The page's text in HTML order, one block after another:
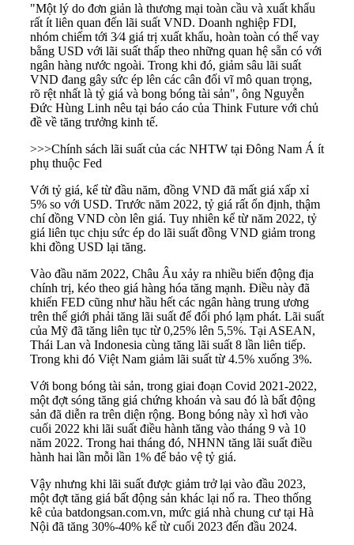
"Một lý do đơn giản là thương mại toàn cầu và xuất khẩu
rất ít liên quan đến lãi suất VND. Doanh nghiệp FDI,
nhóm chiếm tới 3⁄4 giá trị xuất khẩu, hoàn toàn có thể vay
bằng USD với lãi suất thấp theo những quan hệ sẵn có với
ngân hàng nước ngoài. Trong khi đó, giảm sâu lãi suất
VND đang gây sức ép lên các cân đối vĩ mô quan trọng,
rõ rệt nhất là tỷ giá và bong bóng tài sản", ông Nguyễn
Đức Hùng Linh nêu tại báo cáo của Think Future với chủ
đề về tăng trưởng kinh tế.
>>>Chính sách lãi suất của các NHTW tại Đông Nam Á ít
phụ thuộc Fed
Với tỷ giá, kể từ đầu năm, đồng VND đã mất giá xấp xỉ
5% so với USD. Trước năm 2022, tỷ giá rất ổn định, thậm
chí đồng VND còn lên giá. Tuy nhiên kể từ năm 2022, tỷ
giá liên tục chịu sức ép do lãi suất đồng VND giảm trong
khi đồng USD lại tăng.
Vào đầu năm 2022, Châu Âu xảy ra nhiều biến động địa
chính trị, kéo theo giá hàng hóa tăng mạnh. Điều này đã
khiến FED cũng như hầu hết các ngân hàng trung ương
trên thế giới phải tăng lãi suất để đối phó lạm phát. Lãi suất
của Mỹ đã tăng liên tục từ 0,25% lên 5,5%. Tại ASEAN,
Thái Lan và Indonesia cùng tăng lãi suất 8 lần liên tiếp.
Trong khi đó Việt Nam giảm lãi suất từ 4.5% xuống 3%.
Với bong bóng tài sản, trong giai đoạn Covid 2021-2022,
một đợt sóng tăng giá chứng khoán và sau đó là bất động
sản đã diễn ra trên diện rộng. Bong bóng này xì hơi vào
cuối 2022 khi lãi suất điều hành tăng vào tháng 9 và 10
năm 2022. Trong hai tháng đó, NHNN tăng lãi suất điều
hành hai lần mỗi lần 1% để bảo vệ tỷ giá.
Vậy nhưng khi lãi suất được giảm trở lại vào đầu 2023,
một đợt tăng giá bất động sản khác lại nổ ra. Theo thống
kê của batdongsan.com.vn, mức giá nhà chung cư tại Hà
Nội đã tăng 30%-40% kể từ cuối 2023 đến đầu 2024.